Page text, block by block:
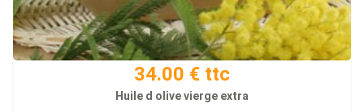
34.00 € ttc
Huile d olive vierge extra